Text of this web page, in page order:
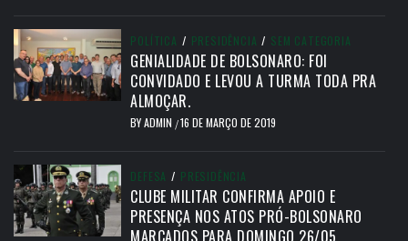
POLÍTICA / PRESIDÊNCIA / SEM CATEGORIA
GENIALIDADE DE BOLSONARO: FOI
CONVIDADO E LEVOU A TURMA TODA PRA
ALMOÇAR.
BYADMIN /16 DE MARÇO DE 2019
DEFESA / PRESIDÊNCIA
CLUBE MILITAR CONFIRMA APOIO E
PRESENÇA NOS ATOS PRÓ-BOLSONARO
MARCADOS PARA DOMINGO 26/05